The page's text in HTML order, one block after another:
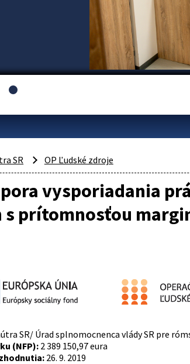
SR OP Ľudské zdroje
vysporiadania
s prítomnosťou
SR/ Úrad splnomocnenca vlády SR pre
(NFP):2 389 150,97 eura
26. 9. 2019